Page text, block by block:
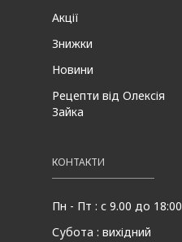
Акції
Знижки
Новини
Рецепти від Олексія
Зайка
КОНТАКТИ
Пн - Пт : с 9.00 до 18:00
Субота : вихідний